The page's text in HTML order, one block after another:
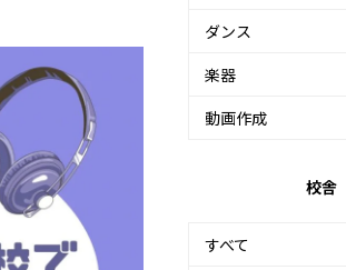
ダンス
楽器
動画作成
校舎
すべて